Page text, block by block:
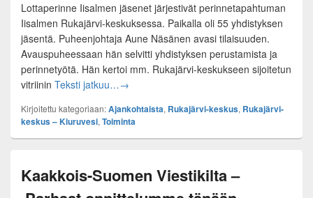
Lottaperinne Iisalmen jäsenet järjestivät perinnetapahtuman
Iisalmen Rukajärvi-keskuksessa. Paikalla oli 55 yhdistyksen
jäsentä. Puheenjohtaja Aune Näsänen avasi tilaisuuden.
Avauspuheessaan hän selvitti yhdistyksen perustamista ja
perinnetyötä. Hän kertoi mm. Rukajärvi-keskukseen sijoitetun
vitriinin Teksti jatkuu…Lottaperinne Iisalmi ry:n vierailu Rukajärvi-
→
Kirjoitettu kategoriaan:Ajankohtaista, Rukajärvi-keskus, Rukajärvi-
keskus – Kiuruvesi, Toiminta
Kaakkois-Suomen Viestikilta –